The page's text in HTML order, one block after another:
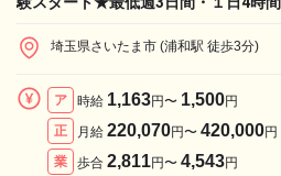
埼玉県さいたま市 (浦和駅 徒歩3分)
ア 時給 1,163円〜 1,500円
正
月給 220,070円〜 420,000円
業
歩合 2,811円〜 4,543円